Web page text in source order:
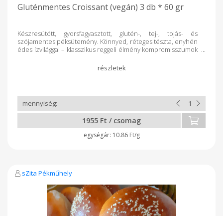
Gluténmentes Croissant (vegán) 3 db * 60 gr
Készresütött, gyorsfagyasztott, glutén-, tej-, tojás- és
szójamentes péksütemény. Könnyed, réteges tészta, enyhén
édes ízvilággal – klasszikus reggeli élmény kompromisszumok
(burkonyakeményítő, rizskeményítő, sürítőanyagok: E415,
E464 és E412, cukor, utifűmaghéj, repceolaj, életőkivonat, só
pálma és repce, víz, emulgeálószer: E471, E475 és E322),
só savanyúságot szabályozó anyag: E330, tartósítószer: E202,
szinezék: E160b, cukor, élesztő, só, étolaj
1955 Ft / csomag
10.86 Ft/g
sZita Pékműhely